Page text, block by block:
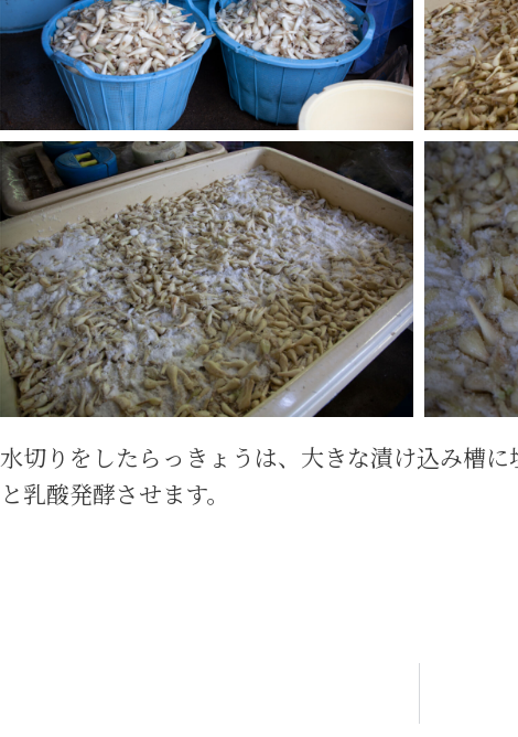
水切りをしたらっきょうは、大きな漬け込み槽
と乳酸発酵させます。